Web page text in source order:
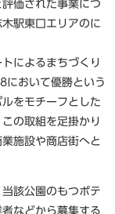
価された事業につ
駅東口エリアのに
によるまちづくり
において優勝という
をモチーフとした
の取組を足掛かり
施設や商店街へと
該公園のもつポテ
などから募集する